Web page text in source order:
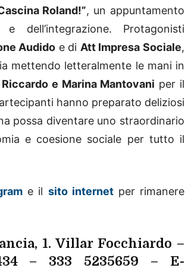
Roland!”, un appuntamento
dell’integrazione. Protagonisti
Audido e di Att Impresa Sociale,
mettendo letteralmente le mani in
e Marina Mantovani per il
hanno preparato deliziosi
possa diventare uno straordinario
e coesione sociale per tutto il
e il sito internetper rimanere
1. Villar Focchiardo –
– 333 5235659 – E-